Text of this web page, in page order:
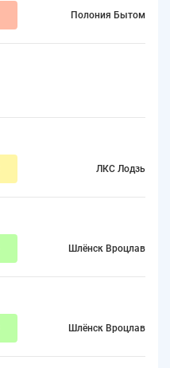
Полония Бытом
ЛКС Лодзь
Шлёнск Вроцлав
Шлёнск Вроцлав